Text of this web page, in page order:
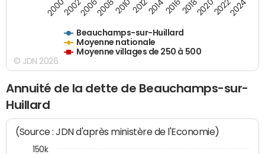
Beauchamps-sur-Huillard
Moyenne nationale
Moyenne villages de 250 à 500
200020022006200820102012201420162018202020222024
© JDN 2026
Annuité de la dette de Beauchamps-sur-
Huillard
(Source : JDN d'après ministère de l'Economie)
150k